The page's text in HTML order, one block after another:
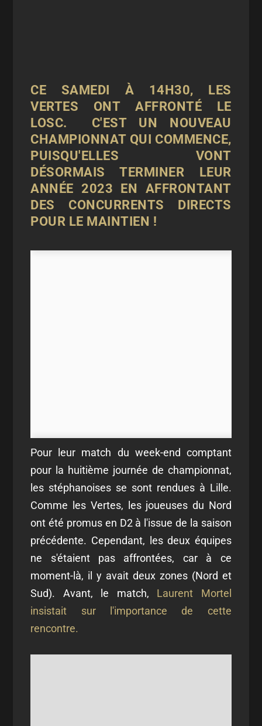
CE SAMEDI À 14H30, LES
VERTES ONT AFFRONTÉ LE
LOSC. C'EST UN NOUVEAU
CHAMPIONNAT QUI COMMENCE,
PUISQU'ELLES VONT
DÉSORMAIS TERMINER LEUR
ANNÉE 2023 EN AFFRONTANT
DES CONCURRENTS DIRECTS
POUR LE MAINTIEN !
Pour leur match du week-end comptant
pour la huitième journée de championnat,
les stéphanoises se sont rendues à Lille.
Comme les Vertes, les joueuses du Nord
ont été promus en D2 à l'issue de la saison
précédente. Cependant, les deux équipes
ne s'étaient pas affrontées, car à ce
moment-là, il y avait deux zones (Nord et
Sud). Avant, le match, Laurent Mortel
insistait sur l'importance de cette
rencontre.